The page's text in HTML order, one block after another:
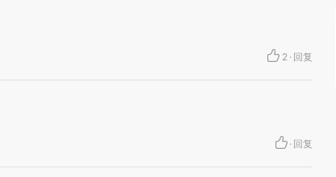
2 · 回复
· 回复